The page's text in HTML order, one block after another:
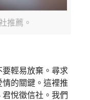
推薦。
輕易放棄。尋求
的關鍵。這裡推
悅徵信社。我們